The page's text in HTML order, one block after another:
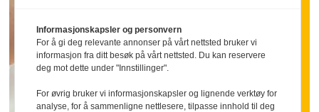
Informasjonskapsler og personvern
For å gi deg relevante annonser på vårt nettsted bruker vi
informasjon fra ditt besøk på vårt nettsted. Du kan reservere
deg mot dette under "Innstillinger".
For øvrig bruker vi informasjonskapsler og lignende verktøy for
analyse, for å sammenligne nettlesere, tilpasse innhold til deg